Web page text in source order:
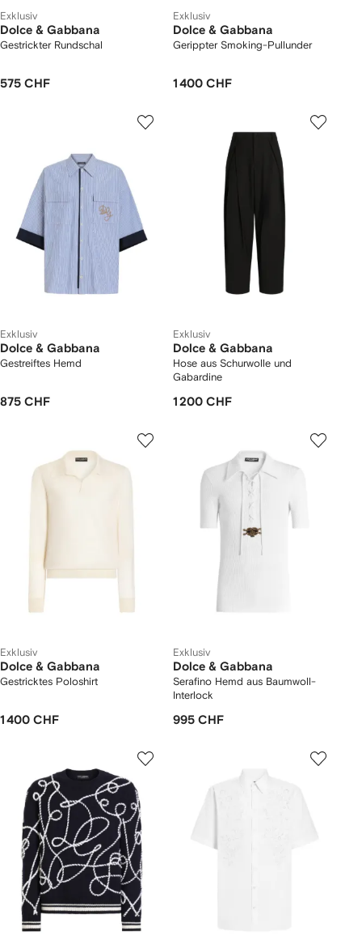
Exklusiv
Dolce & Gabbana
Gestrickter Rundschal
575 CHF
Exklusiv
Dolce & Gabbana
Gerippter Smoking-Pullunder
1 400 CHF
Exklusiv
Dolce & Gabbana
Gestreiftes Hemd
875 CHF
Exklusiv
Dolce & Gabbana
Hose aus Schurwolle und
Gabardine
1 200 CHF
Exklusiv
Dolce & Gabbana
Gestricktes Poloshirt
1 400 CHF
Exklusiv
Dolce & Gabbana
Serafino Hemd aus Baumwoll-
Interlock
995 CHF